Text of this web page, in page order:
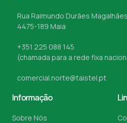
Rua Raimundo Durães
4475-189 Maia
+351 225 088 145
(chamada para a rede fixa
comercial.norte@taistel.pt
Informação
Sobre Nós